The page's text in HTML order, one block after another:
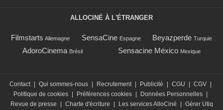
ALLOCINÉ À L'ÉTRANGER
Filmstarts Allemagne SensaCine Espagne Beyazperde Turquie
AdoroCinema Brésil Sensacine México Mexique
Contact | Qui sommes-nous | Recrutement | Publicité | CGU | CGV |
Politique de cookies | Préférences cookies | Données Personnelles |
Revue de presse
| Charte d'écriture | Les services AlloCiné | Gérer Utiq